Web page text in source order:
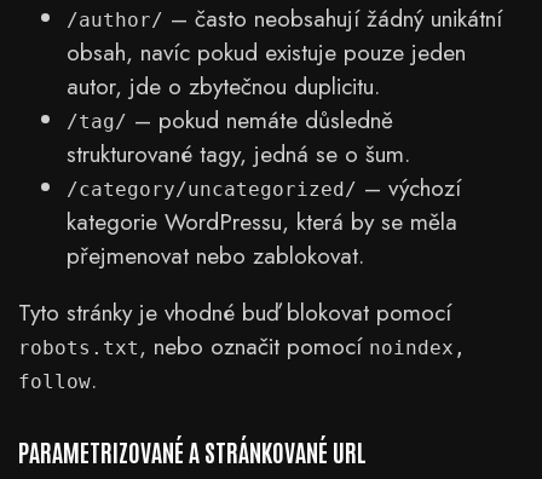
/author/ – často neobsahují žádný unikátní
obsah, navíc pokud existuje pouze jeden
autor, jde o zbytečnou duplicitu.
/tag/ – pokud nemáte důsledně
strukturované tagy, jedná se o šum.
/category/uncategorized/ – výchozí
kategorie WordPressu, která by se měla
přejmenovat nebo zablokovat.
Tyto stránky je vhodné buď blokovat pomocí
robots.txt , nebo označit pomocí noindex,
follow.
PARAMETRIZOVANÉ A STRÁNKOVANÉ URL